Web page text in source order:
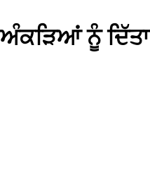
ਨੂੰ ਦਿੱਤਾ